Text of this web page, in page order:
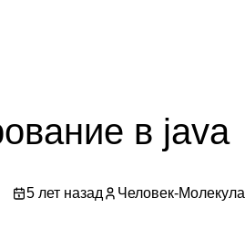
в java
5 лет назад Человек-Молекула